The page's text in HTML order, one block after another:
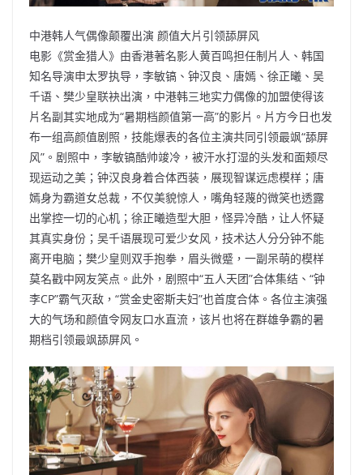
中港韩人气偶像颠覆出演 颜值大片引领舔屏风
电影《赏金猎人》由香港著名影人黄百鸣担任制片人、韩国
知名导演申太罗执导，李敏镐、钟汉良、唐嫣、徐正曦、吴
千语、樊少皇联袂出演，中港韩三地实力偶像的加盟使得该
片名副其实地成为“暑期档颜值第一高”的影片。片方今日也发
布一组高颜值剧照，技能爆表的各位主演共同引领最飒“舔屏
风”。剧照中，李敏镐酷帅竣冷，被汗水打湿的头发和面颊尽
现运动之美；钟汉良身着合体西装，展现智谋远虑模样；唐
嫣身为霸道女总裁，不仅美貌惊人，嘴角轻蔑的微笑也透露
出掌控一切的心机；徐正曦造型大胆，怪异冷酷，让人怀疑
其真实身份；吴千语展现可爱少女风，技术达人分分钟不能
离开电脑；樊少皇则双手抱拳，眉头微蹙，一副呆萌的模样
莫名戳中网友笑点。此外，剧照中“五人天团”合体集结、“钟
李CP”霸气灭敌，“赏金史密斯夫妇”也首度合体。各位主演强
大的气场和颜值令网友口水直流，该片也将在群雄争霸的暑
期档引领最飒舔屏风。